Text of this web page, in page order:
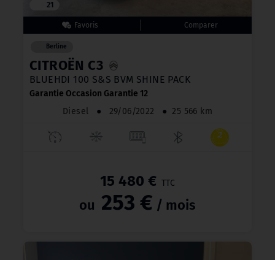
21
Berline
CITROËN C3
BLUEHDI 100 S&S BVM SHINE PACK
Garantie Occasion Garantie 12
Diesel
● 29/06/2022 ● 25 566 km
15 480 € TTC
ou 253 € / mois